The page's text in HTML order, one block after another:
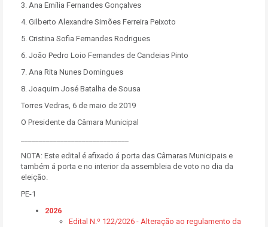
3. Ana Emília Fernandes Gonçalves
4. Gilberto Alexandre Simões Ferreira Peixoto
5. Cristina Sofia Fernandes Rodrigues
6. João Pedro Loio Fernandes de Candeias Pinto
7. Ana Rita Nunes Domingues
8. Joaquim José Batalha de Sousa
Torres Vedras, 6 de maio de 2019
O Presidente da Câmara Municipal
NOTA: Este edital é afixado á porta das Câmaras Municipais e
também á porta e no interior da assembleia de voto no dia da
eleição.
PE-1
2026
Edital N.º 122/2026 - Alteração ao regulamento da